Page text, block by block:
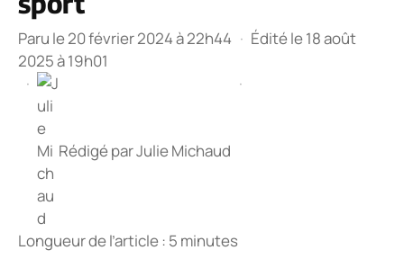
Paru le 20 février 2024 à 22h44 · Édité le 18 août
2025 à 19h01
·
Rédigé parJulie Michaud
·
Longueur de l’article : 5 minutes